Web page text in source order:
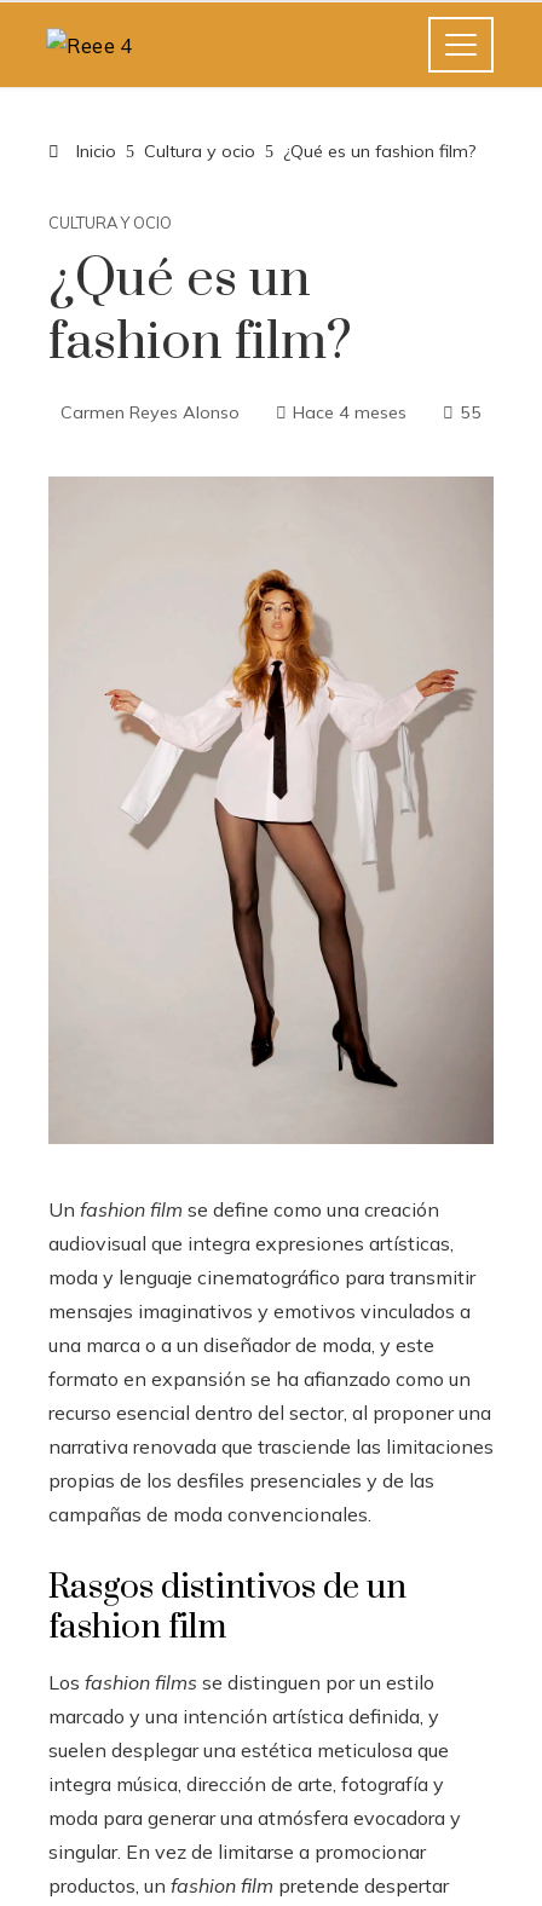
Inicio Cultura y ocio ¿Qué es un fashion film?
CULTURA Y OCIO
¿Qué es un
fashion film?
Carmen Reyes Alonso Hace 4 meses 55
Un fashion film se define como una creación
audiovisual que integra expresiones artísticas,
moda y lenguaje cinematográfico para transmitir
mensajes imaginativos y emotivos vinculados a
una marca o a un diseñador de moda, y este
formato en expansión se ha afianzado como un
recurso esencial dentro del sector, al proponer una
narrativa renovada que trasciende las limitaciones
propias de los desfiles presenciales y de las
campañas de moda convencionales.
Rasgos distintivos de un
fashion film
Los fashion films se distinguen por un estilo
marcado y una intención artística definida, y
suelen desplegar una estética meticulosa que
integra música, dirección de arte, fotografía y
moda para generar una atmósfera evocadora y
singular. En vez de limitarse a promocionar
productos, un fashion film pretende despertar